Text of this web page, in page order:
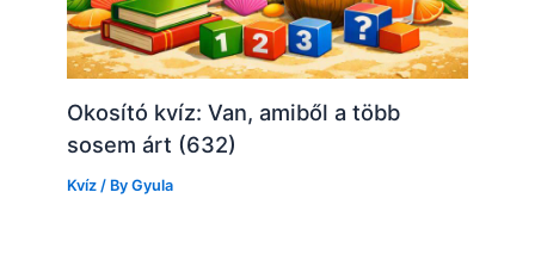
Okosító kvíz: Van, amiből a több
sosem árt (632)
Kvíz / ByGyula